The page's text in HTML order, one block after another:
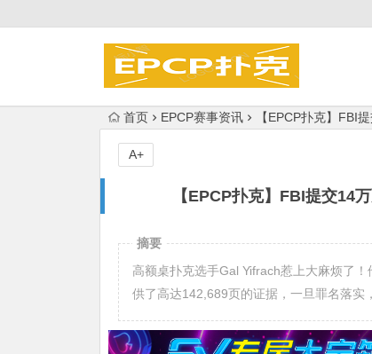
首页 EPCP赛事资讯 【EPCP扑克】FBI
【EPCP扑克】FBI提交14
A+
摘要
高额桌扑克选手Gal Yifrach惹上大麻烦了
供了高达142,689页的证据，一旦罪名落实